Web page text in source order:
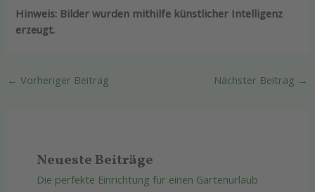
Hinweis: Bilder wurden mithilfe künstlicher Intelligenz
erzeugt.
← Vorheriger Beitrag Nächster Beitrag →
Neueste Beiträge
Die perfekte Einrichtung für einen Gartenurlaub